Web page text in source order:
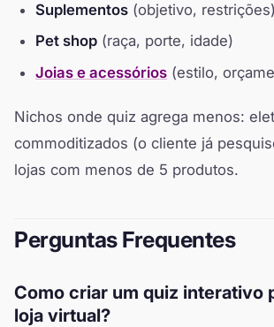
Suplementos (objetivo, restrições)
Pet shop (raça, porte, idade)
Joias e acessórios (estilo,
Nichos onde quiz agrega menos:
commoditizados (o cliente já
lojas com menos de 5 produtos.
Perguntas Frequentes
Como criar um quiz interativo
loja virtual?